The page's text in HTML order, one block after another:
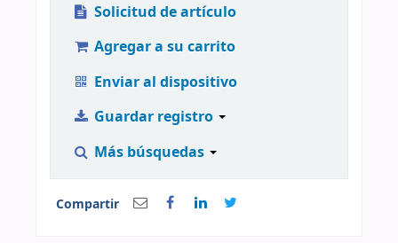
Solicitud de artículo
Agregar a su carrito
Enviar al dispositivo
Guardar registro
Más búsquedas
Compartir